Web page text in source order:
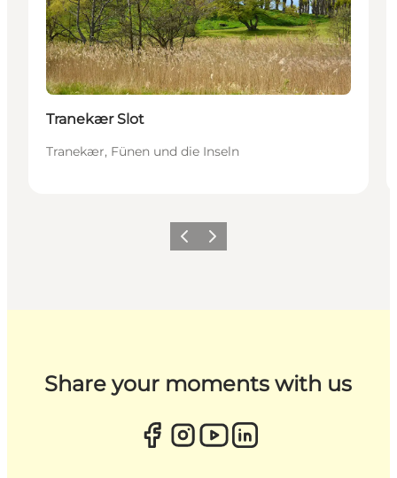
Tranekær Slot
Tranekær, Fünen und die Inseln
ZurückWeiter
Share your moments with us